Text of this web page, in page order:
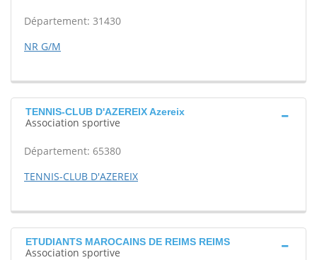
Département: 31430
NR G/M
TENNIS-CLUB D'AZEREIX Azereix
Association sportive
Département: 65380
TENNIS-CLUB D'AZEREIX
ETUDIANTS MAROCAINS DE REIMS REIMS
Association sportive